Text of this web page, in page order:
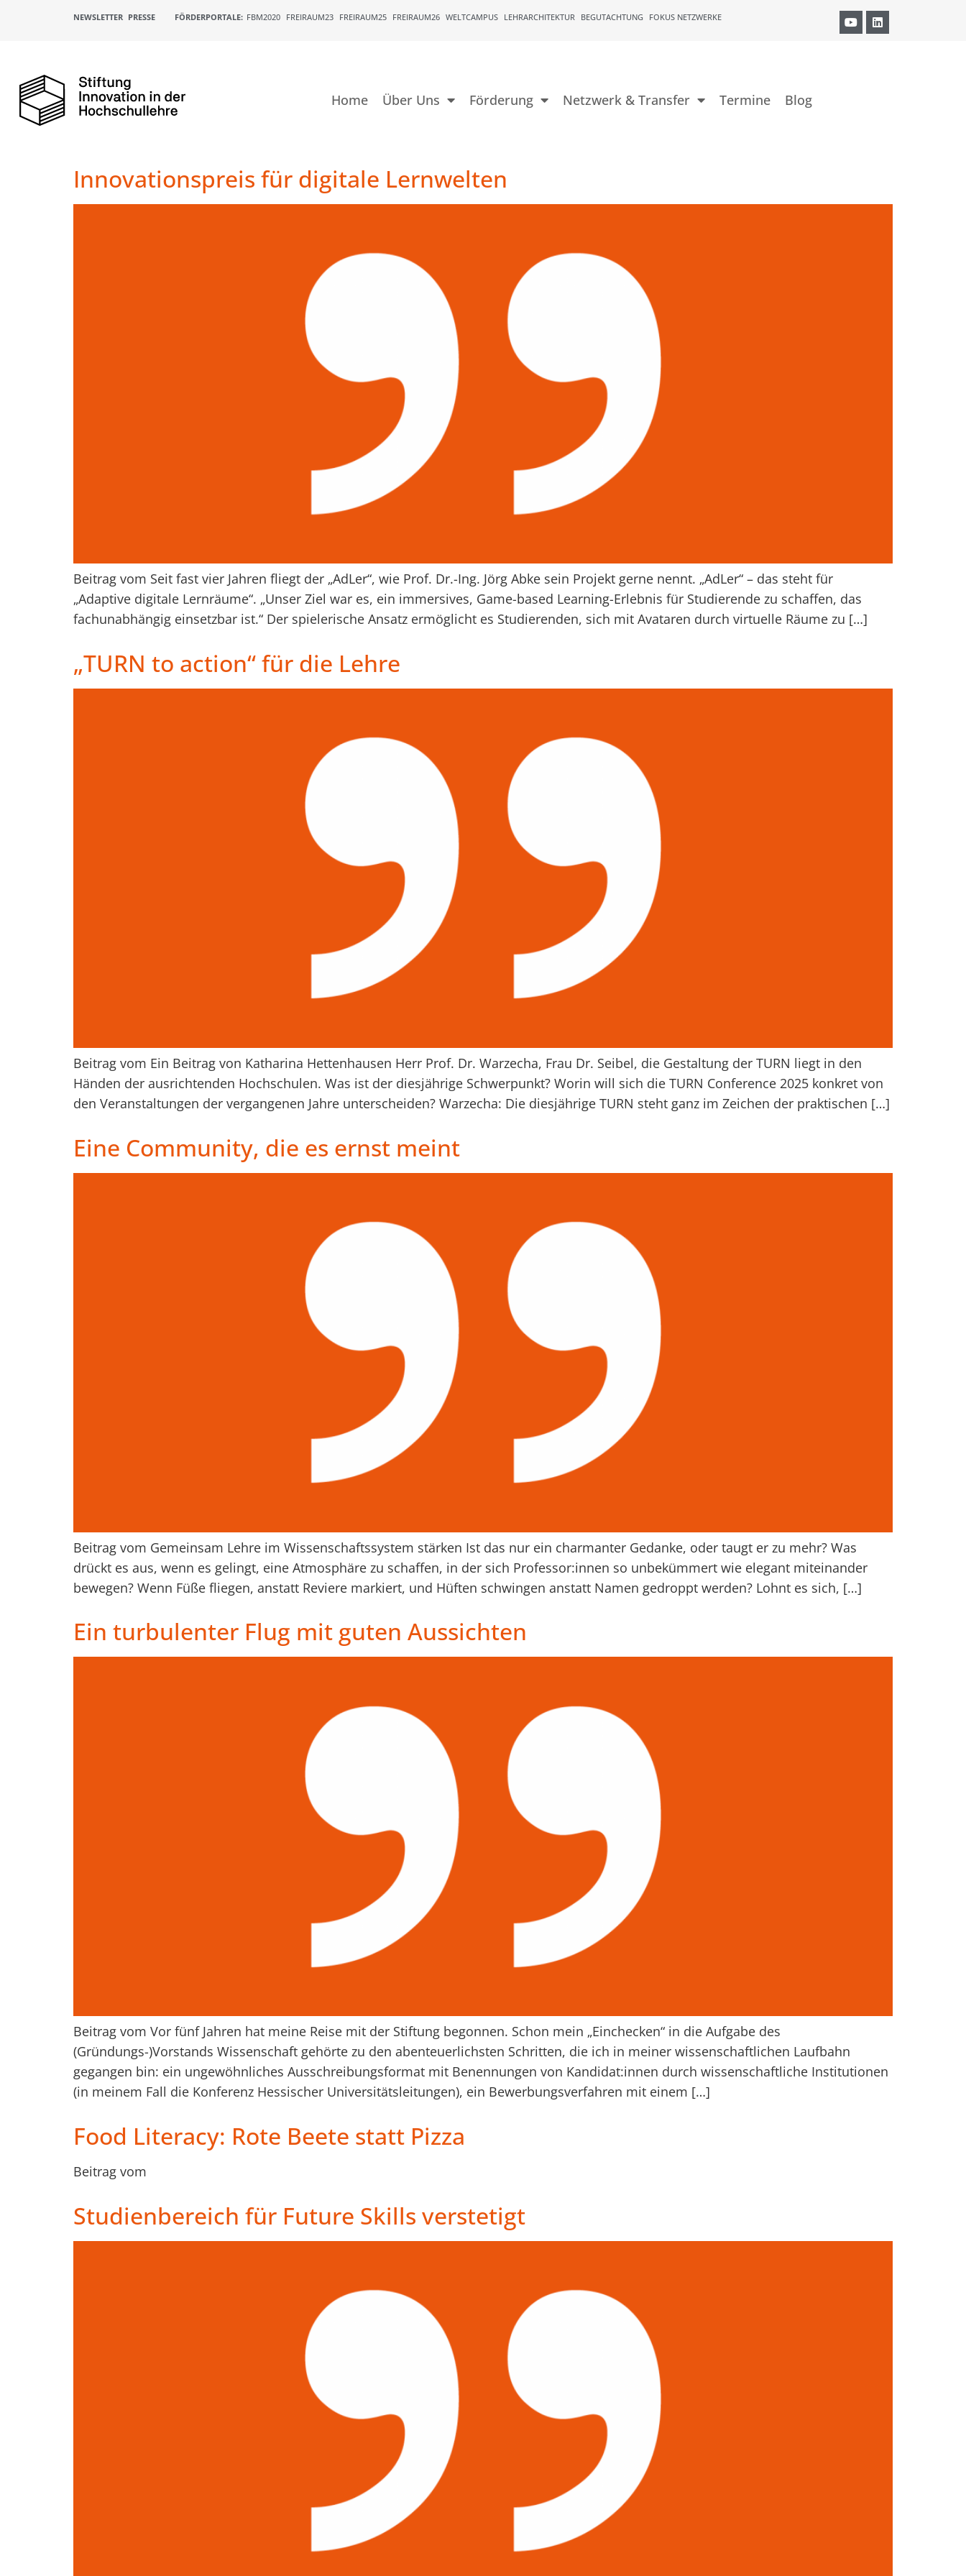
NEWSLETTER PRESSE FÖRDERPORTALE: FBM2020 FREIRAUM23 FREIRAUM25 FREIRAUM26 WELTCAMPUS LEHRARCHITEKTUR BEGUTACHTUNG FOKUS NETZWERKE
Home Über Uns Förderung Netzwerk & Transfer Termine Blog
Innovationspreis für digitale Lernwelten
Beitrag vom Seit fast vier Jahren fliegt der „AdLer“, wie Prof. Dr.-Ing. Jörg Abke sein Projekt gerne nennt. „AdLer“ – das steht für
„Adaptive digitale Lernräume“. „Unser Ziel war es, ein immersives, Game-based Learning-Erlebnis für Studierende zu schaffen, das
fachunabhängig einsetzbar ist.“ Der spielerische Ansatz ermöglicht es Studierenden, sich mit Avataren durch virtuelle Räume zu […]
„TURN to action“ für die Lehre
Beitrag vom Ein Beitrag von Katharina Hettenhausen Herr Prof. Dr. Warzecha, Frau Dr. Seibel, die Gestaltung der TURN liegt in den
Händen der ausrichtenden Hochschulen. Was ist der diesjährige Schwerpunkt? Worin will sich die TURN Conference 2025 konkret von
den Veranstaltungen der vergangenen Jahre unterscheiden? Warzecha: Die diesjährige TURN steht ganz im Zeichen der praktischen […]
Eine Community, die es ernst meint
Beitrag vom Gemeinsam Lehre im Wissenschaftssystem stärken Ist das nur ein charmanter Gedanke, oder taugt er zu mehr? Was
drückt es aus, wenn es gelingt, eine Atmosphäre zu schaffen, in der sich Professor:innen so unbekümmert wie elegant miteinander
bewegen? Wenn Füße fliegen, anstatt Reviere markiert, und Hüften schwingen anstatt Namen gedroppt werden? Lohnt es sich, […]
Ein turbulenter Flug mit guten Aussichten
Beitrag vom Vor fünf Jahren hat meine Reise mit der Stiftung begonnen. Schon mein „Einchecken“ in die Aufgabe des
(Gründungs-)Vorstands Wissenschaft gehörte zu den abenteuerlichsten Schritten, die ich in meiner wissenschaftlichen Laufbahn
gegangen bin: ein ungewöhnliches Ausschreibungsformat mit Benennungen von Kandidat:innen durch wissenschaftliche Institutionen
(in meinem Fall die Konferenz Hessischer Universitätsleitungen), ein Bewerbungsverfahren mit einem […]
Food Literacy: Rote Beete statt Pizza
Beitrag vom
Studienbereich für Future Skills verstetigt